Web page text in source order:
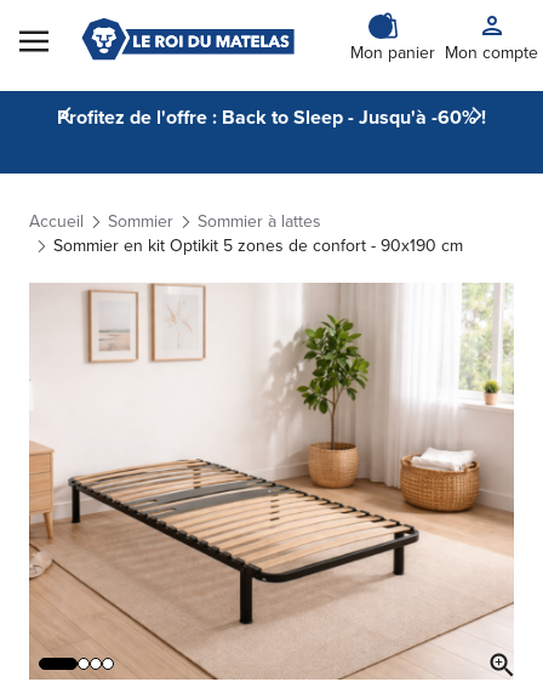
Skip to Content
Mon panier Mon compte
Profitez de l'offre : Back to Sleep - Jusqu'à -60% !
Accueil Sommier
Sommier à lattes
Sommier en kit Optikit 5 zones de confort - 90x190 cm